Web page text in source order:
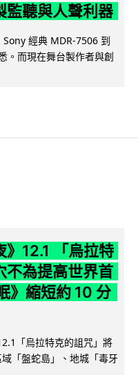
監聽與人聲利器
經典 MDR-7506 到
。而現在舞台製作者與創
》12.1 「烏拉特
不為提高世界首
》縮短約 10 分
「烏拉特克的詛咒」將
「盤蛇島」、地城「毒牙